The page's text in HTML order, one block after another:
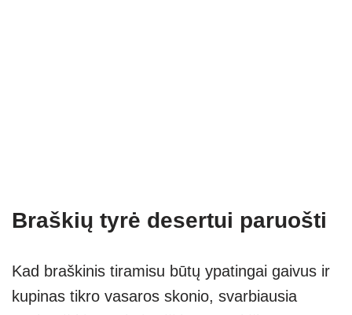
Braškių tyrė desertui paruošti
Kad braškinis tiramisu būtų ypatingai gaivus ir
kupinas tikro vasaros skonio, svarbiausia